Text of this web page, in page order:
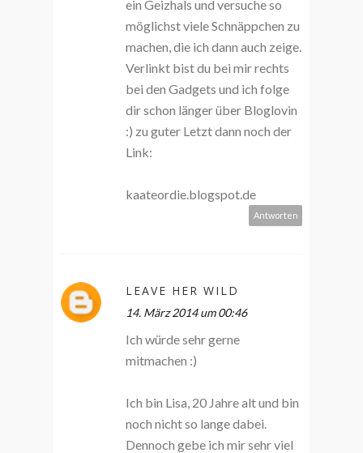
ein Geizhals und versuche so
möglichst viele Schnäppchen zu
machen, die ich dann auch zeige.
Verlinkt bist du bei mir rechts
bei den Gadgets und ich folge
dir schon länger über Bloglovin
:) zu guter Letzt dann noch der
Link:
kaateordie.blogspot.de
Antworten
LEAVE HER WILD
14. März 2014 um 00:46
Ich würde sehr gerne
mitmachen :)
Ich bin Lisa, 20 Jahre alt und bin
noch nicht so lange dabei.
Dennoch gebe ich mir sehr viel